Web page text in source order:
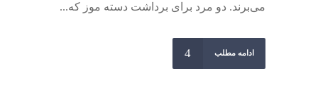
می‌برند. دو مرد برای برداشت دسته موز که...
ادامه مطلب